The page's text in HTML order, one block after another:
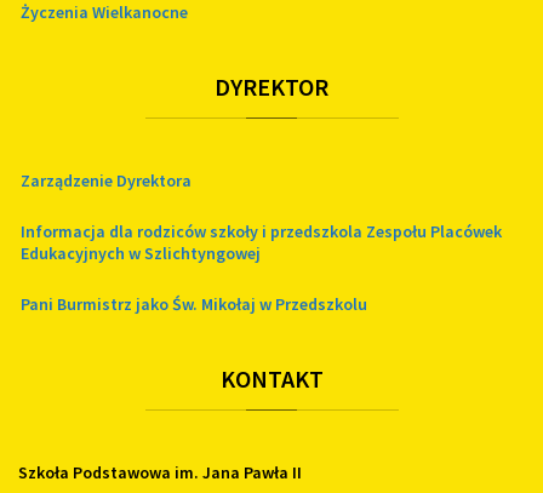
Życzenia Wielkanocne
DYREKTOR
Zarządzenie Dyrektora
Informacja dla rodziców szkoły i przedszkola Zespołu Placówek
Edukacyjnych w Szlichtyngowej
Pani Burmistrz jako Św. Mikołaj w Przedszkolu
KONTAKT
Szkoła Podstawowa im. Jana Pawła II